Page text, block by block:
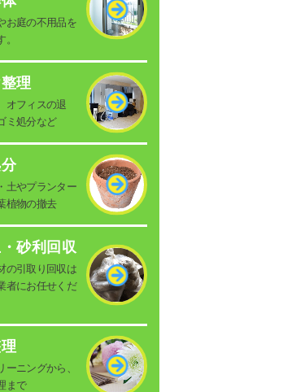
お庭の不用品を
理
オフィスの退
ミ処分など
土やプランター
植物の撤去
砂利回収
の引取り回収は
者にお任せくだ
ーニングから、
まで